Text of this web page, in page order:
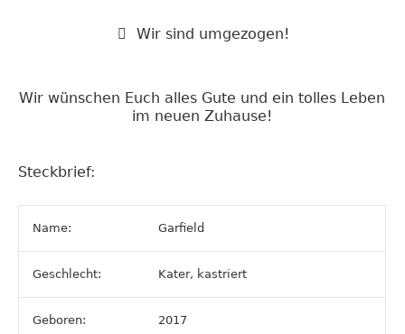
Wir sind umgezogen!
Wir wünschen Euch alles Gute und ein tolles Leben
im neuen Zuhause!
Steckbrief:
Name: Garfield
Geschlecht: Kater, kastriert
Geboren: 2017